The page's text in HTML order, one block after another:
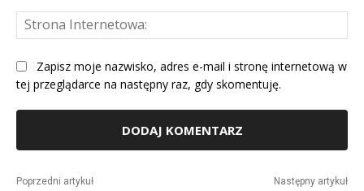
Zapisz moje nazwisko, adres e-mail i stronę internetową w
tej przeglądarce na następny raz, gdy skomentuję.
Poprzedni artykuł Następny artykuł